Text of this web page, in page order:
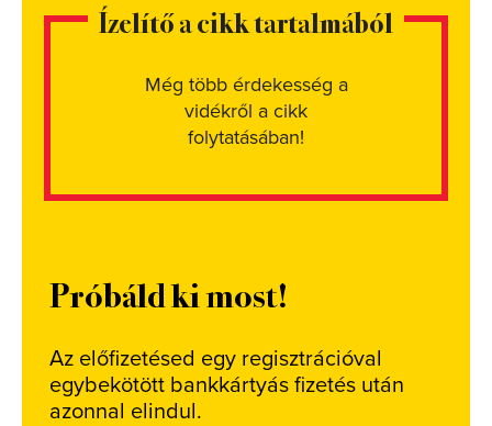
Ízelítő a cikk tartalmából
Még több érdekesség a
vidékről a cikk
folytatásában!
Próbáld ki most!
Az előfizetésed egy regisztrációval
egybekötött bankkártyás fizetés után
azonnal elindul.